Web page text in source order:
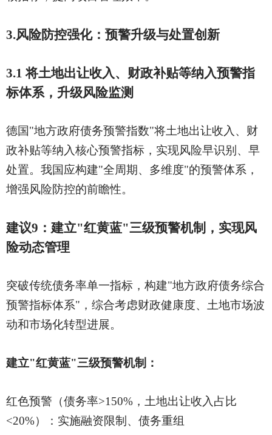
3.风险防控强化：预警升级与处置创新
3.1 将土地出让收入、财政补贴等纳入预警指
标体系，升级风险监测
德国"地方政府债务预警指数"将土地出让收入、财
政补贴等纳入核心预警指标，实现风险早识别、早
处置。我国应构建"全周期、多维度"的预警体系，
增强风险防控的前瞻性。
建议9：建立"红黄蓝"三级预警机制，实现风
险动态管理
突破传统债务率单一指标，构建"地方政府债务综合
预警指标体系"，综合考虑财政健康度、土地市场波
动和市场化转型进展。
建立"红黄蓝"三级预警机制：
红色预警（债务率>150%，土地出让收入占比
<20%）：实施融资限制、债务重组